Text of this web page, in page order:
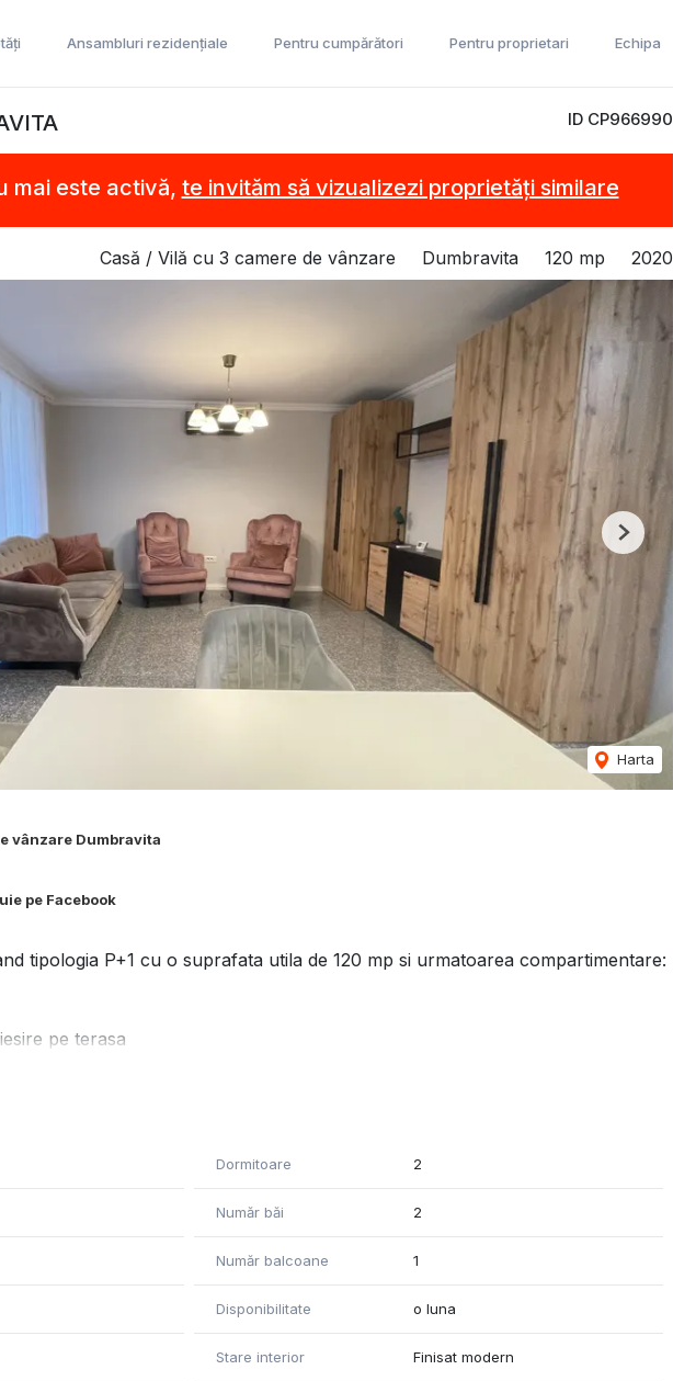
Ansambluri rezidențiale Pentru cumpărători Pentru proprietari Echipa
ID CP966990
mai este activă, te invităm să vizualizezi proprietăți similare
Casă / Vilă cu 3 camere de vânzare Dumbravita 120 mp 2020
Harta
Next
vânzare Dumbravita
pe Facebook
tipologia P+1 cu o suprafata utila de 120 mp si urmatoarea compartimentare:
pe terasa
mobilata si utilata complet.
Dormitoare 2
Număr băi 2
Număr balcoane 1
Disponibilitate o luna
Stare interior Finisat modern